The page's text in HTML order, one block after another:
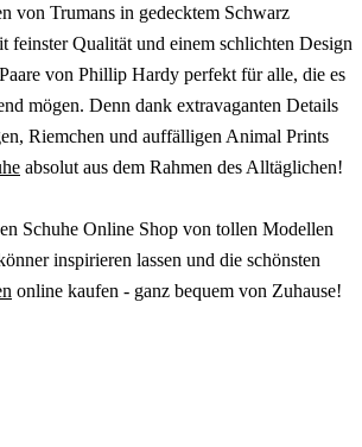
von Trumans in gedecktem Schwarz
feinster Qualität und einem schlichten Design
von Phillip Hardy perfekt für alle, die es
mögen. Denn dank extravaganten Details
Riemchen und auffälligen Animal Prints
absolut aus dem Rahmen des Alltäglichen!
Schuhe Online Shop von tollen Modellen
inspirieren lassen und die schönsten
online kaufen - ganz bequem von Zuhause!